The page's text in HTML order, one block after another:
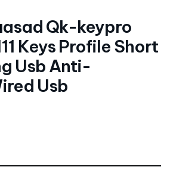
Qk-keypro
Keys Profile Short
Usb Anti-
Usb